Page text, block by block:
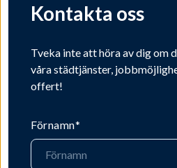
Kontakta oss
Tveka inte att höra av dig om
våra städtjänster,
offert!
Förnamn*